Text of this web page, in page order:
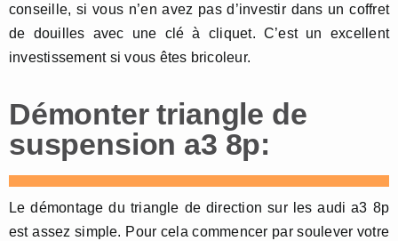
conseille, si vous n’en avez pas d’investir dans un coffret
de douilles avec une clé à cliquet. C’est un excellent
investissement si vous êtes bricoleur.
Démonter triangle de
suspension a3 8p:
Le démontage du triangle de direction sur les audi a3 8p
est assez simple. Pour cela commencer par soulever votre